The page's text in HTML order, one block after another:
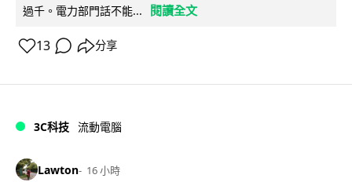
過千。電力部門話不能...
閱讀全文
13 分享
3C科技 流動電腦
Lawton 16 小時